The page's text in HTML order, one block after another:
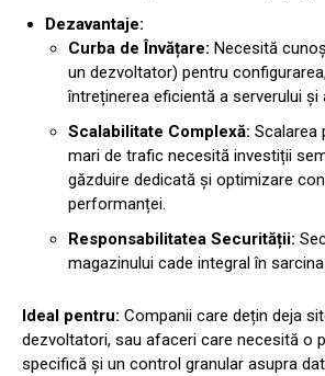
Dezavantaje:
Curba de Învățare: Necesită
un dezvoltator) pentru
întreținerea eficientă a serverului și
Scalabilitate Complexă: Scalarea
mari de trafic necesită investiții
găzduire dedicată și optimizare
performanței.
Responsabilitatea Securității:
magazinului cade integral în
Ideal pentru: Companii care dețin deja
dezvoltatori, sau afaceri care necesită o
specifică și un control granular asupra